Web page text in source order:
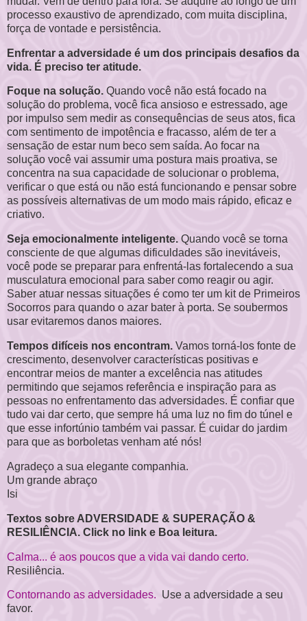
processo exaustivo de aprendizado, com muita disciplina,
força de vontade e persistência.
Enfrentar a adversidade é um dos principais desafios da
vida. É preciso ter atitude.
Foque na solução. Quando você não está focado na
solução do problema, você fica ansioso e estressado, age
por impulso sem medir as consequências de seus atos, fica
com sentimento de impotência e fracasso, além de ter a
sensação de estar num beco sem saída. Ao focar na
solução você vai assumir uma postura mais proativa, se
concentra na sua capacidade de solucionar o problema,
verificar o que está ou não está funcionando e pensar sobre
as possíveis alternativas de um modo mais rápido, eficaz e
criativo.
Seja emocionalmente inteligente. Quando você se torna
consciente de que algumas dificuldades são inevitáveis,
você pode se preparar para enfrentá-las fortalecendo a sua
musculatura emocional para saber como reagir ou agir.
Saber atuar nessas situações é como ter um kit de Primeiros
Socorros para quando o azar bater à porta. Se soubermos
usar evitaremos danos maiores.
Tempos difíceis nos encontram. Vamos torná-los fonte de
crescimento, desenvolver características positivas e
encontrar meios de manter a excelência nas atitudes
permitindo que sejamos referência e inspiração para as
pessoas no enfrentamento das adversidades. É confiar que
tudo vai dar certo, que sempre há uma luz no fim do túnel e
que esse infortúnio também vai passar. É cuidar do jardim
para que as borboletas venham até nós!
Agradeço a sua elegante companhia.
Um grande abraço
Isi
Textos sobre ADVERSIDADE & SUPERAÇÃO &
RESILIÊNCIA. Click no link e Boa leitura.
Calma... é aos poucos que a vida vai dando certo.
Resiliência.
Contornando as adversidades. Use a adversidade a seu
favor.